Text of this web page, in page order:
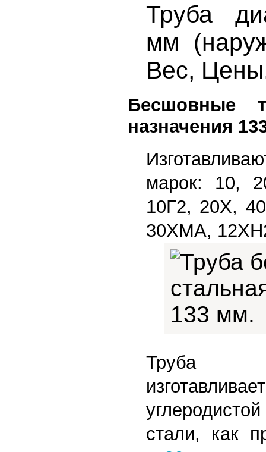
Труба
мм
Вес,
Бесшовные
назначения
марок: 10,
10Г2, 20Х,
30ХМА,
Труба
стали, как